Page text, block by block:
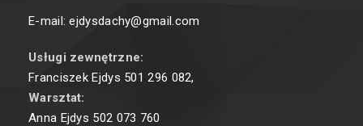
E-mail: ejdysdachy@gmail.com
Usługi zewnętrzne:
Franciszek Ejdys 501 296 082,
Warsztat:
Anna Ejdys 502 073 760